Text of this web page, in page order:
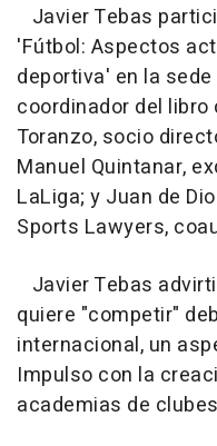
Javier Tebas
'Fútbol: Aspectos
deportiva' en la
coordinador del
Toranzo, socio
Manuel Quintanar,
LaLiga; y Juan de
Sports Lawyers,
Javier Tebas
quiere "competir"
internacional, un
Impulso con la
academias de